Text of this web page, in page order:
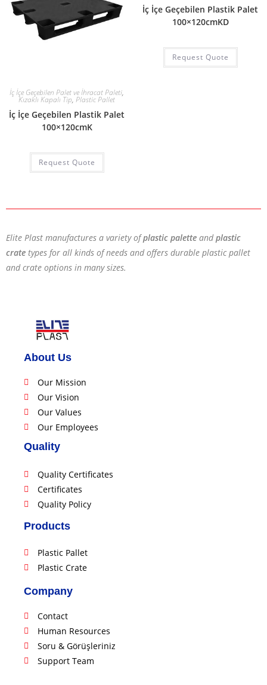
İç İçe Geçebilen Palet ve İhracat Paleti,
Kızaklı Kapalı Tip, Plastic Pallet
İç İçe Geçebilen Plastik Palet
100×120cmK
Request Quote
İç İçe Geçebilen Plastik Palet
100×120cmKD
Request Quote
Elite Plast manufactures a variety ofplastic palette andplastic
crate types for all kinds of needs and offers durable plastic pallet
and crate options in many sizes.
About Us
Our Mission
Our Vision
Our Values
Our Employees
Quality
Quality Certificates
Certificates
Quality Policy
Products
Plastic Pallet
Plastic Crate
Company
Contact
Human Resources
Soru & Görüşleriniz
Support Team